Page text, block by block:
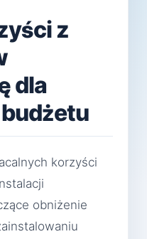
z
dla
korzyści
obniżenie